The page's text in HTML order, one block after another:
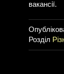
вакансії.
Розділ